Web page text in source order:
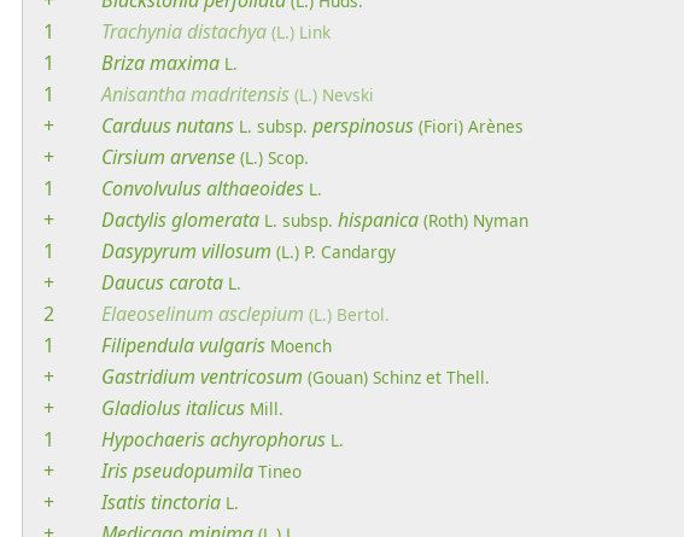
1 Trachyniadistachya (L.) Link
1 Brizamaxima L.
1 Anisanthamadritensis (L.) Nevski
+ Carduusnutans L. subsp. perspinosus (Fiori) Arènes
+ Cirsium arvense (L.) Scop.
1 Convolvulusalthaeoides L.
+ Dactylisglomerata L. subsp. hispanica (Roth) Nyman
1 Dasypyrum villosum (L.) P. Candargy
+ Daucuscarota L.
2 Elaeoselinum asclepium (L.) Bertol.
1 Filipendulavulgaris Moench
+ Gastridium ventricosum (Gouan) Schinz et Thell.
+ Gladiolusitalicus Mill.
1 Hypochaerisachyrophorus L.
+ Irispseudopumila Tineo
+ Isatis tinctoria L.